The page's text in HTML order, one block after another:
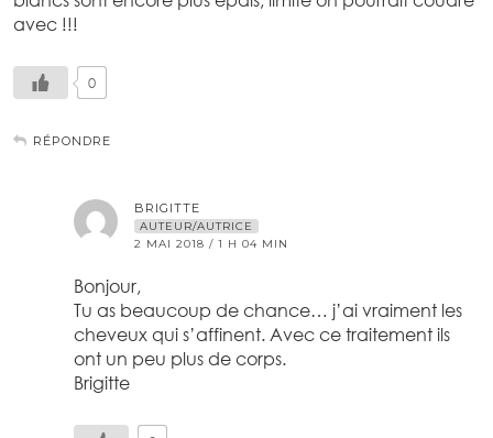
avec !!!
0
RÉPONDRE
BRIGITTE
AUTEUR/AUTRICE
2 MAI 2018 / 1 H 04 MIN
Bonjour,
Tu as beaucoup de chance… j’ai vraiment les
cheveux qui s’affinent. Avec ce traitement ils
ont un peu plus de corps.
Brigitte